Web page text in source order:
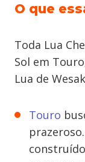
O que
Toda Lua
Sol em
Lua de
Touro